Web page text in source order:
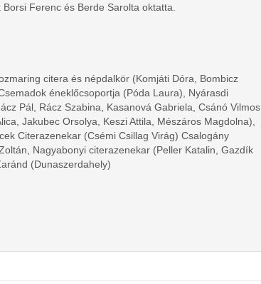
Ferenc és Berde Sarolta oktatta.
citera és népdalkör (Komjáti Dóra, Bombicz
éneklőcsoportja (Póda Laura), Nyárasdi
Pál, Rácz Szabina, Kasanová Gabriela, Csánó Vilmos,
Jakubec Orsolya, Keszi Attila, Mészáros Magdolna),
Citerazenekar (Csémi Csillag Virág) Csalogány
Nagyabonyi citerazenekar (Peller Katalin, Gazdík
(Dunaszerdahely)